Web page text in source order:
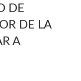
DE
DE LA
A